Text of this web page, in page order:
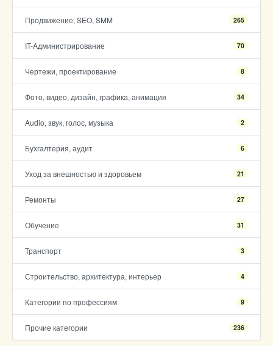
Продвижение, SEO, SMM 265
IT-Администрирование 70
Чертежи, проектирование 8
Фото, видео, дизайн, графика, анимация 34
Audio, звук, голос, музыка 2
Бухгалтерия, аудит 6
Уход за внешностью и здоровьем 21
Ремонты 27
Обучение 31
Транспорт 3
Строительство, архитектура, интерьер 4
Категории по профессиям 9
Прочие категории 236